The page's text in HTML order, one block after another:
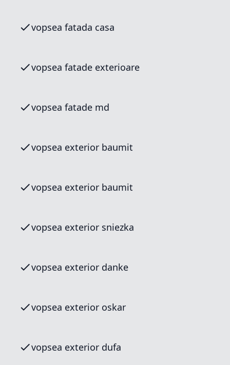
vopsea fatada casa
vopsea fatade exterioare
vopsea fatade md
vopsea exterior baumit
vopsea exterior baumit
vopsea exterior sniezka
vopsea exterior danke
vopsea exterior oskar
vopsea exterior dufa